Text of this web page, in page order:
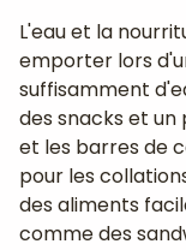
L'eau et la
emporter lors
suffisamment
des snacks et un
et les barres de
pour les
des aliments
comme des